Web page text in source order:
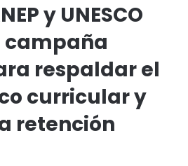
y UNESCO
campaña
respaldar el
curricular y
retención